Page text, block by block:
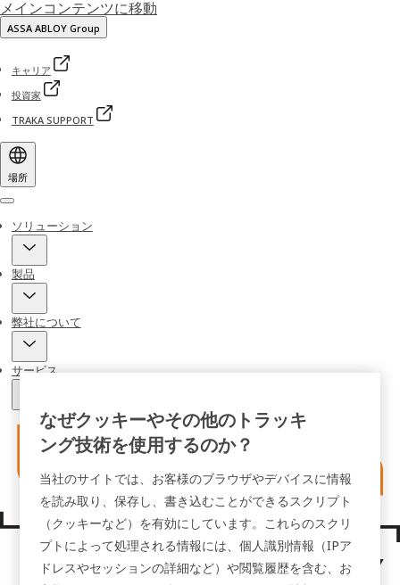
メインコンテンツに移動
ASSA ABLOY Group
キャリア
投資家
TRAKA SUPPORT
場所
Menu
ソリューション
製品
弊社について
サービス
なぜクッキーやその他のトラッキ
ング技術を使用するのか？
当社のサイトでは、お客様のブラウザやデバイスに情報
を読み取り、保存し、書き込むことができるスクリプト
（クッキーなど）を有効にしています。これらのスクリ
プトによって処理される情報には、個人識別情報（IPア
ドレスやセッションの詳細など）や閲覧履歴を含む、お